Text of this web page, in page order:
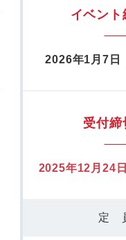
イベント
2026年1月7日
受付締
2025年12月24
定